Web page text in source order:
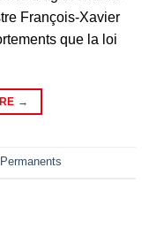
François-Xavier
que la loi
→